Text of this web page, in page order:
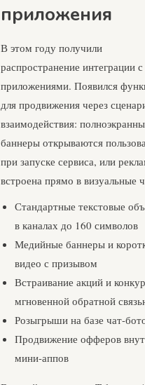
приложения
В этом году получили
распространение интеграции
приложениями. Появился
для продвижения через
взаимодействия:
баннеры открываются
при запуске сервиса, или
встроена прямо в визуальные
Стандартные текстовые
в каналах до 160 символов
Медийные баннеры и
видео с призывом
Встраивание акций и
мгновенной обратной
Розыгрыши на базе чат-
Продвижение офферов
мини-аппов